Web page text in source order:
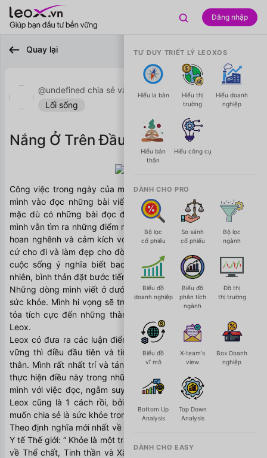
 Đăng nhập
 Quay lại
@undefined chia sẻ vào 12/12/2019
Lối sống
Nắng Ở Trên Đầu, Lửa Trong Tim
Công việc trong ngày của mình cũng đã vơi khá nhiều. Nên
mình vào đọc những bài viết của bạn LeoX viết trước đây,
mặc dù có những bài đọc đến lần thứ 2 rồi, nhưng đọc lại
mình vẫn tìm ra những điểm mới mẻ ở góc nhìn khác. Mình rất
hoan nghênh và cảm kích với cách làm của bạn LeoX . Hãy
cứ cho đi và làm đẹp cho đời, để mỗi sớm mai tỉnh giấc thấy
cuộc sống ý nghĩa biết bao và đón nhận một tâm thế an
nhiên, bình thản đặt bước tiến về hành trình phía trước.
Những dòng mình viết ở dưới đây, sẽ xoáy quanh chủ đề về
sức khỏe. Mình hi vọng sẽ truyền cảm hứng và tạo ra sự lan
tỏa tích cực đến những thành viên trong cộng đồng Group
Leox.
Leox có đưa ra các luận điểm và luận chứng để đầu tư bền
vững thì điều đầu tiên và tiên quyết là phải phát triển bản
thân. Mình rất nhất trí và tán thành ý này. Có nhiều cách để
thực hiện điều này trong những bài của Leox đã chỉ rõ, theo
mình với việc đọc, ngẫm suy và hấp thụ những bài viết của
Leox cũng là 1 cách rồi, bởi thế mình ko đi sâu. Cách mình
muốn chia sẻ là sức khỏe trong nhánh phát triển bản thân.
Theo định nghĩa mới nhất về sức khỏe toàn diện của Tổ chức
Y tế Thế giới: “ Khỏe là một tráng thái lành mạnh hoàn toàn cả
về Thể chất, Tinh thần và Xã hội chứ không đơn gian chỉ là
TƯ DUY TRIẾT LÝ LEOXOS
Hiểu la bàn
Hiểu thị
trường
Hiểu doanh
nghiệp
Hiểu bản
thân
Hiểu công cụ
DÀNH CHO PRO
Bộ lọc
cổ phiếu
So sánh
cổ phiếu
Bộ lọc
ngành
Biểu đồ
doanh nghiệp
Biểu đồ
phân tích
ngành
Đồ thị
thị trường
Biểu đồ
vĩ mô
X-team's
view
Box Doanh
nghiệp
Bottom Up
Analysis
Top Down
Analysis
DÀNH CHO EASY